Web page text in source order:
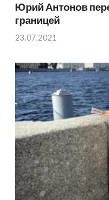
Юрий Антонов
границей
23.07.2021